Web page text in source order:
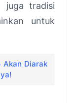
juga tradisi
untuk
Akan Diarak